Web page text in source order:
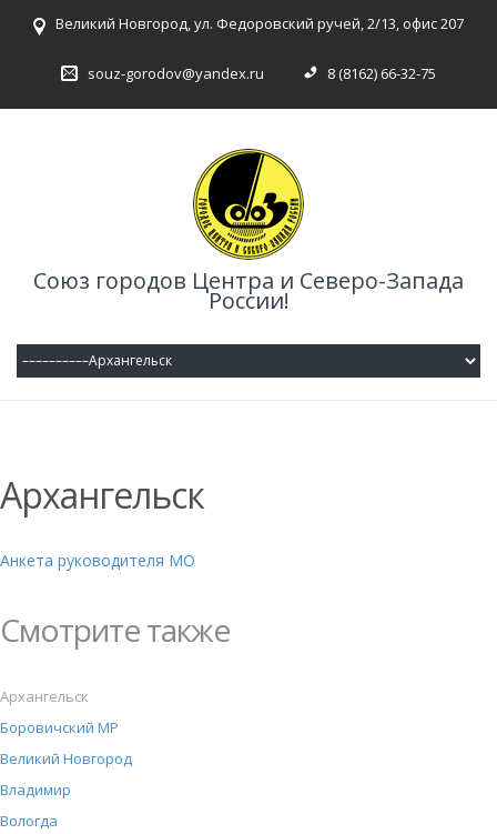
Великий Новгород, ул. Федоровский ручей, 2/13, офис 207
souz-gorodov@yandex.ru 8 (8162) 66-32-75
Союз городов Центра и Северо-Запада
России!
Архангельск
Анкета руководителя МО
Смотрите также
Архангельск
Боровичский МР
Великий Новгород
Владимир
Вологда